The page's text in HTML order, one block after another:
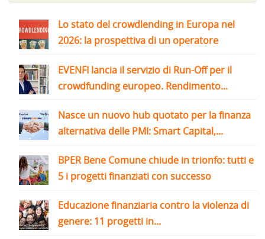
Lo stato del crowdlending in Europa nel
2026: la prospettiva di un operatore
EVENFI lancia il servizio di Run-Off per il
crowdfunding europeo. Rendimento...
Nasce un nuovo hub quotato per la finanza
alternativa delle PMI: Smart Capital,...
BPER Bene Comune chiude in trionfo: tutti e
5 i progetti finanziati con successo
Educazione finanziaria contro la violenza di
genere: 11 progetti in...